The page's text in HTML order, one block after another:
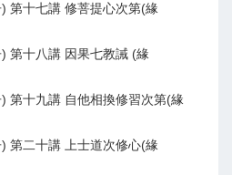
第十七講 修菩提心次第(緣
第十八講 因果七教誡 (緣
第十九講 自他相換修習次第(緣
第二十講 上士道次修心(緣